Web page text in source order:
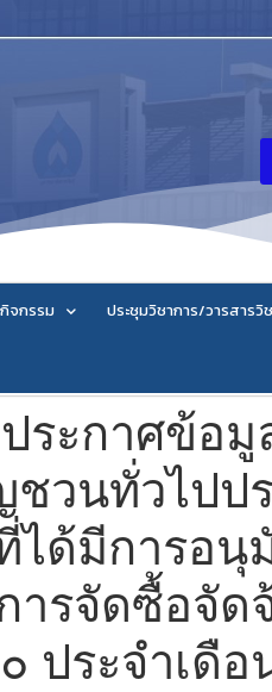
จกรรม ประชุมวิชาการ/วารสารวิ
ระกาศข้อ
วนทั่วไปป
ด้มีการอนุ
รจัดซื้อจัด
ประจำเดือ